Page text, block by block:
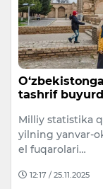
tashrif
Milliy statistika
yilning yanvar-
el fuqarolari…
12:17 / 25.11.2025